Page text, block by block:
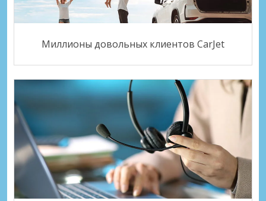
Миллионы довольных клиентов CarJet